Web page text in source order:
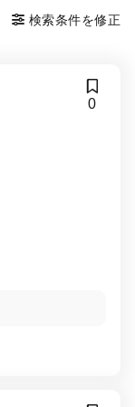
検索条件を修正
0